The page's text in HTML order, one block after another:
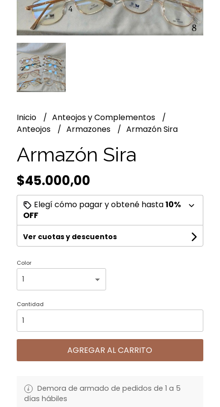
Inicio
Anteojos y Complementos
Anteojos
Armazones Armazón Sira
Armazón Sira
$45.000,00
Elegí cómo pagar y obtené hasta10%
OFF
Ver cuotas y descuentos
Color
Cantidad
AGREGAR AL CARRITO
Demora de armado de pedidos de 1 a 5
días hábiles